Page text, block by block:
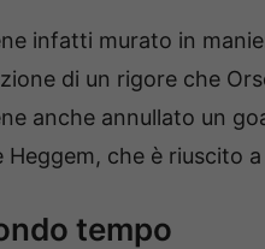
infatti murato in
di un rigore che
anche annullato un
che è riuscito
tempo